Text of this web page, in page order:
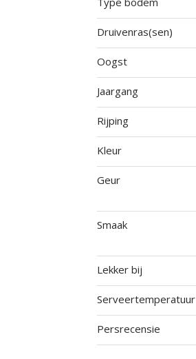
Druivenras(sen)
Oogst
Jaargang
Rijping
Kleur
Geur
Smaak
Lekker bij
Serveertemperatuur
Persrecensie